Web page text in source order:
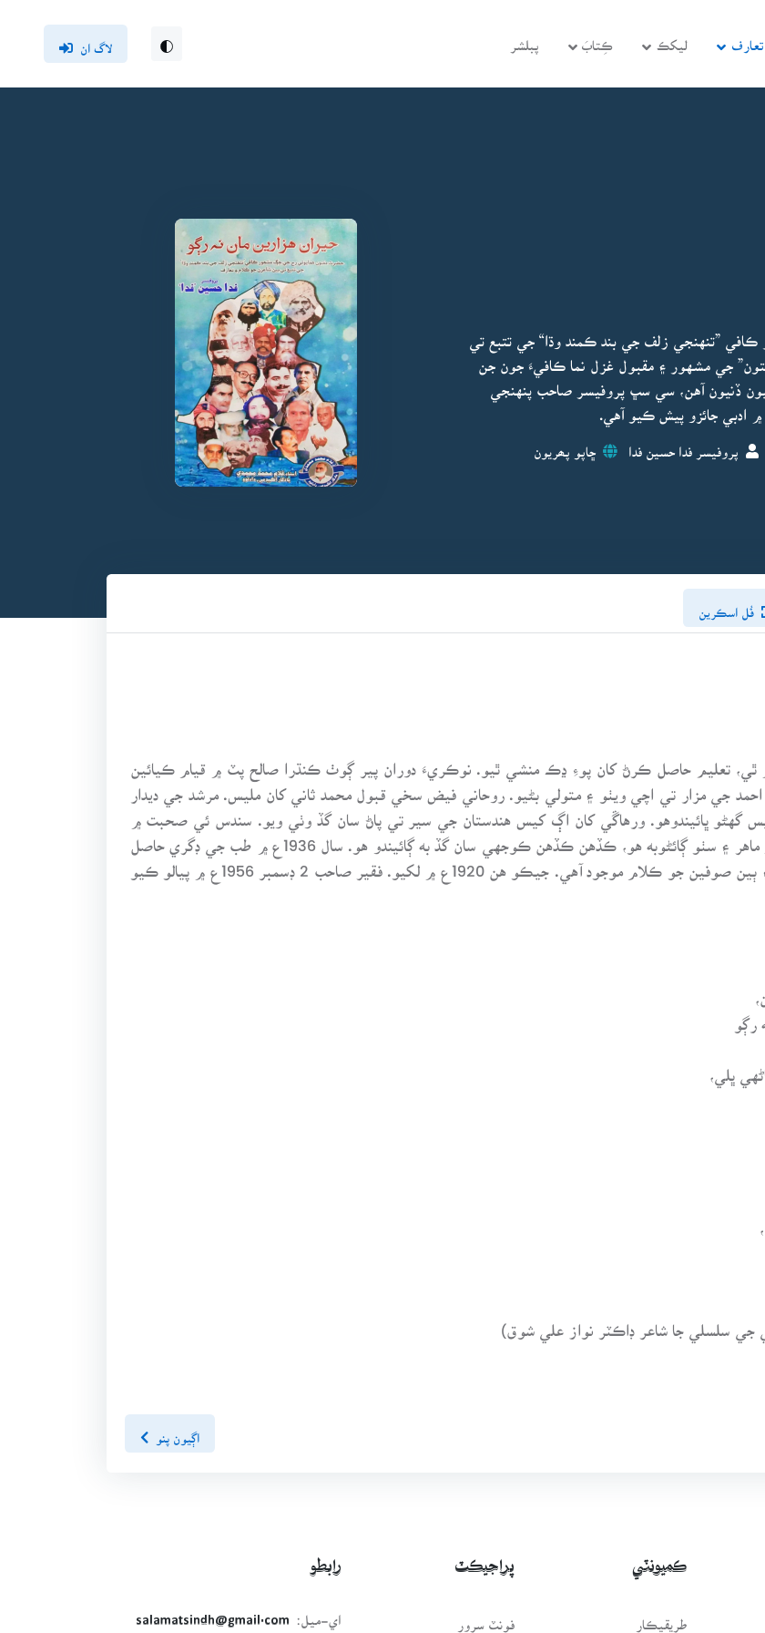
تعارف ليکڪ ڪِتابَ پبلشر لاگ ان
ڪافي ”تنهنجي زلف جي بند ڪمند وڌا“ جي تتبع تي
جي مشهور ۽ مقبول غزل نما ڪافيءَ جون جن
ڏنيون آهن، سي سڀ پروفيسر صاحب پنهنجي
۾ ادبي جائزو پيش ڪيو آهي.
پروفيسر فدا حسين فدا ڇاپو پھريون
فُل اسڪرين
جي ولادت 1890ع ڌاري روهڙي ۾ ٿي، تعليم حاصل ڪرڻ کان پوءِ ڍڪ منشي ٿيو. نوڪريءَ دوران پير ڳوٺ ڪنڌرا صالح پٽ ۾ قيام ڪيائين
جي مزار تي اچي ويٺو ۽ متولي بڻيو. روحاني فيض سخي قبول محمد ثاني کان مليس. مرشد جي ديدار
گهڻو ڀائيندوهو. ورهاڱي کان اڳ کيس هندستان جي سير تي پاڻ سان گڏ وٺي ويو. سندس ئي صحبت ۾
شاعريءَ جو شوق ٿيس. پاڻ شاعر هئڻ سا گڏ موسيقي جو ماهر ۽ سٺو ڳائڻوبه هو، ڪڏهن ڪڏهن ڪوجهي سان گڏ به ڳائيندو هو. سال 1936ع ۾ طب جي ڊگري حاصل
ڪيائين. سندس هٿ لکيل بياض ۾ ڪنڊڙي جي ڪلتار ۽ ٻين صوفين جو ڪلام موجود آهي. جيڪو هن 1920ع ۾ لکيو. فقير صاحب 2 ڊسمبر 1956ع ۾ پيالو ڪيو
رڳو
ڀلي،
اڳيون پنو
ڪميونٽي
طريقيڪار
پراجيڪٽ
فونٽ سرور
رابطو
اي-ميل:
salamatsindh@gmail.com